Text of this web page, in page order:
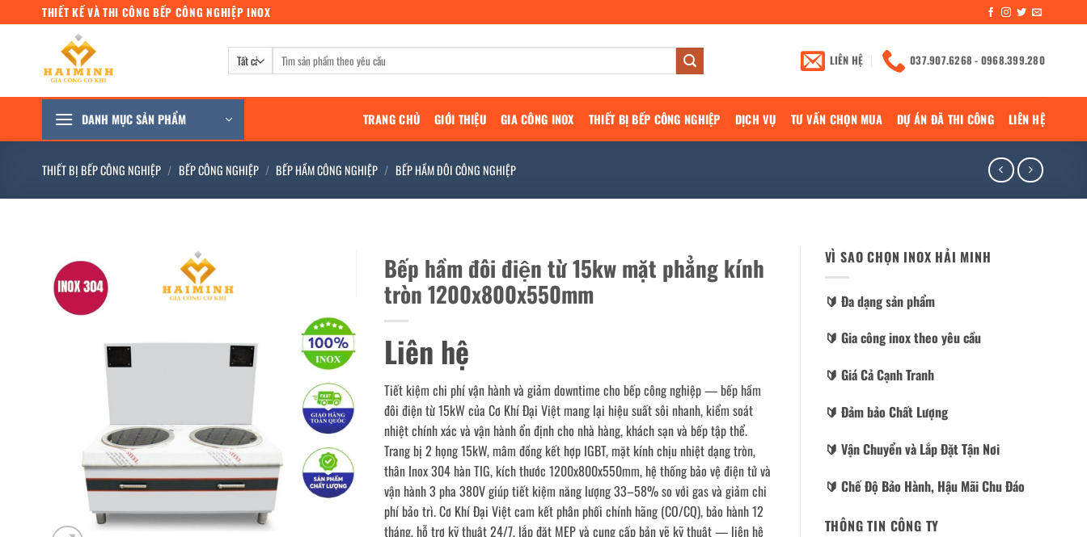
qua
THIẾT KẾ VÀ THI CÔNG BẾP CÔNG NGHIỆP INOX
Tìm
kiếm:
LIÊN HỆ 037.907.6268 - 0968.399.280
DANH MỤC SẢN PHẨM TRANG CHỦ GIỚI THIỆU GIA CÔNG INOX THIẾT BỊ BẾP CÔNG NGHIỆP DỊCH VỤ TƯ VẤN CHỌN MUA DỰ ÁN ĐÃ THI CÔNG LIÊN HỆ
THIẾT BỊ BẾP CÔNG NGHIỆP / BẾP CÔNG NGHIỆP / BẾP HẦM CÔNG NGHIỆP / BẾP HẦM ĐÔI CÔNG NGHIỆP
Bếp hầm đôi điện từ 15kw mặt phẳng kính
tròn 1200x800x550mm
Liên hệ
Tiết kiệm chi phí vận hành và giảm downtime cho bếp công nghiệp — bếp hầm
đôi điện từ 15kW của Cơ Khí Đại Việt mang lại hiệu suất sôi nhanh, kiểm soát
nhiệt chính xác và vận hành ổn định cho nhà hàng, khách sạn và bếp tập thể.
Trang bị 2 họng 15kW, mâm đồng kết hợp IGBT, mặt kính chịu nhiệt dạng tròn,
thân Inox 304 hàn TIG, kích thước 1200x800x550mm, hệ thống bảo vệ điện tử và
vận hành 3 pha 380V giúp tiết kiệm năng lượng 33–58% so với gas và giảm chi
phí bảo trì. Cơ Khí Đại Việt cam kết phân phối chính hãng (CO/CQ), bảo hành 12
tháng, hỗ trợ kỹ thuật 24/7, lắp đặt MEP và cung cấp bản vẽ kỹ thuật — liên hệ
VÌ SAO CHỌN INOX HẢI MINH
🔰️ Đa dạng sản phẩm
🔰️ Gia công inox theo yêu cầu
🔰️ Giá Cả Cạnh Tranh
🔰️ Đảm bảo Chất Lượng
🔰️ Vận Chuyển và Lắp Đặt Tận Nơi
🔰️ Chế Độ Bảo Hành, Hậu Mãi Chu Đáo
THÔNG TIN CÔNG TY